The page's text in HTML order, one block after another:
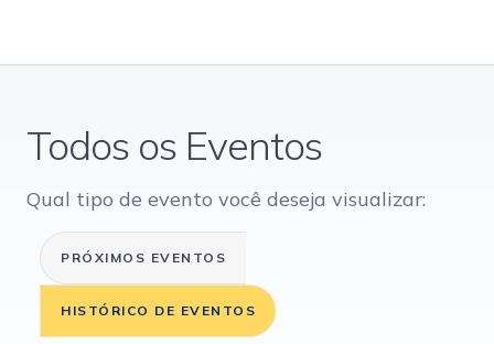
Todos os Eventos
Qual tipo de evento você deseja visualizar:
PRÓXIMOS EVENTOS
HISTÓRICO DE EVENTOS